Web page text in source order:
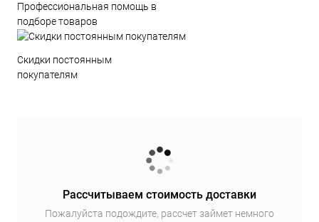
Профессиональная помощь в
подборе товаров
Скидки постоянным
покупателям
Рассчитываем стоимость доставки
Пожалуйста подождите, рассчет займет немного